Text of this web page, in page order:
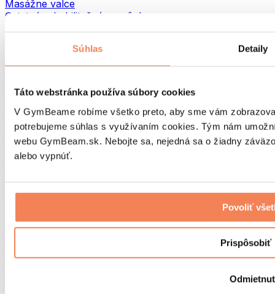
Súhlas Detaily
Táto webstránka používa súbory cookies
V GymBeame robíme všetko preto, aby sme vám
potrebujeme súhlas s využívaním cookies. Tým nám
webu GymBeam.sk. Nebojte sa, nejedná sa o žiadny
alebo vypnúť.
Povoliť
Prispôsobiť
Masážne valce
Ostatné rehabilitačné pomôcky
Tašky a batohy
Tašky na jedlo a príslušenstvo
Pomôcky podľa aktivity
Beh
Bojové športy
Cyklistika
Joga a pilates
Otužovanie
Turistika
Vodné filtre a kanvice
Pracie prostriedky